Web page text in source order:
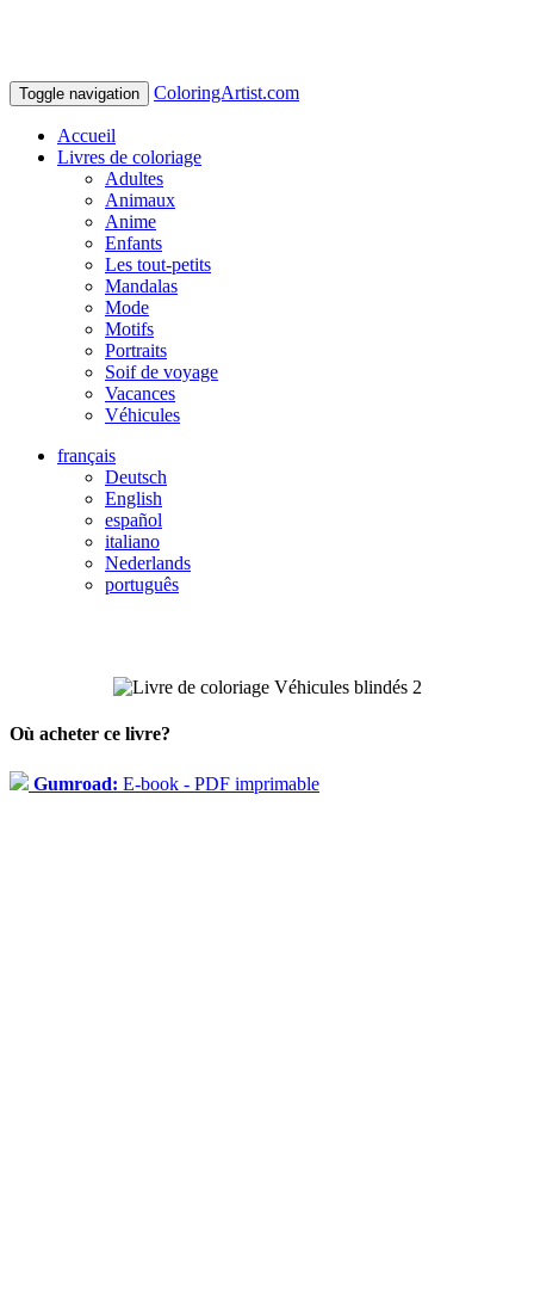
Toggle navigation ColoringArtist.com
Accueil
Livres de coloriage
Adultes
Animaux
Anime
Enfants
Les tout-petits
Mandalas
Mode
Motifs
Portraits
Soif de voyage
Vacances
Véhicules
français
Deutsch
English
español
italiano
Nederlands
português
Où acheter ce livre?
Gumroad: E-book - PDF imprimable